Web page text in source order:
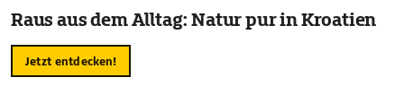
Raus aus dem Alltag: Natur pur in Kroatien
Jetzt entdecken!